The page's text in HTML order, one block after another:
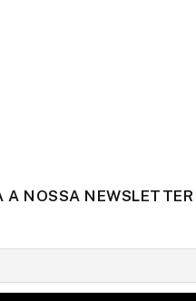
A NOSSA NEWSLETTER